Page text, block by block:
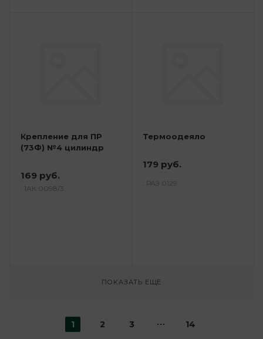
Крепление для ПР
(73Ф) №4 цилиндр
169 руб.
: 1АК 0098/3
Термоодеяло
179 руб.
: РАЗ 0129
ПОКАЗАТЬ ЕЩЕ
1 2 3 14